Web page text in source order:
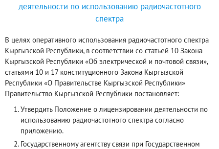
деятельности по использованию радиочастотного
спектра
В целях оперативного использования радиочастотного спектра
Кыргызской Республики, в соответствии со статьей 10 Закона
Кыргызской Республики «Об электрической и почтовой связи»,
статьями 10 и 17 конституционного Закона Кыргызской
Республики «О Правительстве Кыргызской Республики»
Правительство Кыргызской Республики постановляет:
Утвердить Положение о лицензировании деятельности по
использованию радиочастотного спектра согласно
приложению.
Государственному агентству связи при Государственном